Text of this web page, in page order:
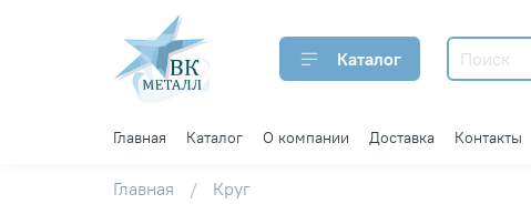
Каталог
Главная Каталог О компании Доставка Контакты
Главная Круг